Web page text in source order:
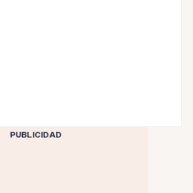
PUBLICIDAD